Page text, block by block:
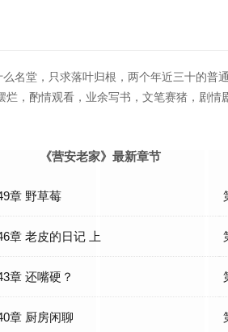
名堂，只求落叶归根，两个年近三十的普
，酌情观看，业余写书，文笔赛猪，剧
《营安老家》最新章节
章 野草莓
章 老皮的日记 上
章 还嘴硬？
章 厨房闲聊